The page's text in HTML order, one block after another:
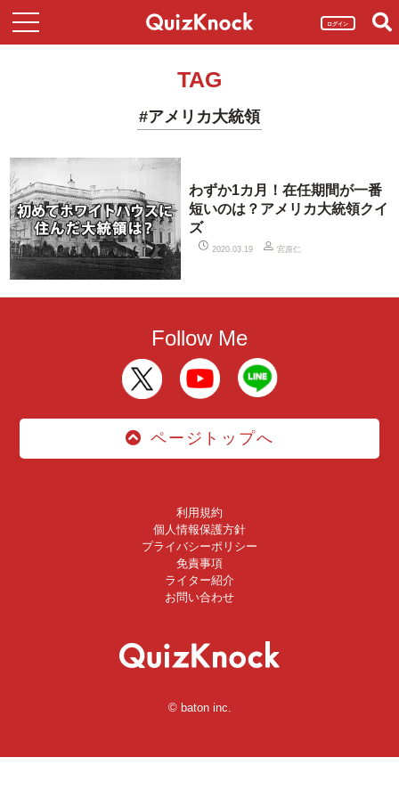
ログイン
TAG
#アメリカ大統領
わずか1カ月！在任期間が一番
短いのは？アメリカ大統領クイ
ズ
2020.03.19 宮原仁
Follow Me
ページトップへ
利用規約
個人情報保護方針
プライバシーポリシー
免責事項
ライター紹介
お問い合わせ
© baton inc.